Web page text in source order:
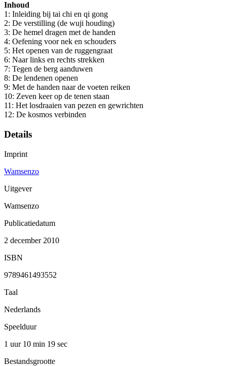
Inhoud
1: Inleiding bij tai chi en qi gong
2: De verstilling (de wuji houding)
3: De hemel dragen met de handen
4: Oefening voor nek en schouders
5: Het openen van de ruggengraat
6: Naar links en rechts strekken
7: Tegen de berg aanduwen
8: De lendenen openen
9: Met de handen naar de voeten reiken
10: Zeven keer op de tenen staan
11: Het losdraaien van pezen en gewrichten
12: De kosmos verbinden
Details
Imprint
Wamsenzo
Uitgever
Wamsenzo
Publicatiedatum
2 december 2010
ISBN
9789461493552
Taal
Nederlands
Speelduur
1 uur 10 min 19 sec
Bestandsgrootte